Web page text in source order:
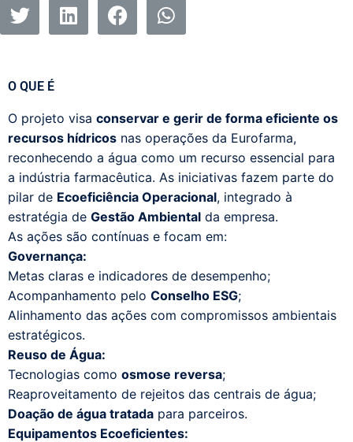
O QUE É
O projeto visa conservar e gerir de forma eficiente os
recursos hídricos nas operações da Eurofarma,
reconhecendo a água como um recurso essencial para
a indústria farmacêutica. As iniciativas fazem parte do
pilar de Ecoeficiência Operacional, integrado à
estratégia de Gestão Ambiental da empresa.
As ações são contínuas e focam em:
Governança:
Metas claras e indicadores de desempenho;
Acompanhamento pelo Conselho ESG;
Alinhamento das ações com compromissos ambientais
estratégicos.
Reuso de Água:
Tecnologias como osmose reversa;
Reaproveitamento de rejeitos das centrais de água;
Doação de água tratada para parceiros.
Equipamentos Ecoeficientes: